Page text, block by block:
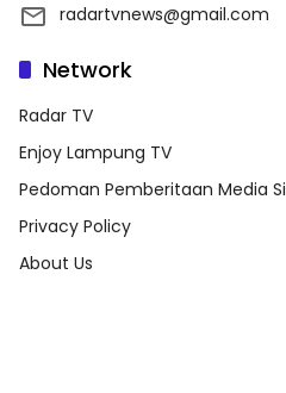
radartvnews@gmail.com
Network
Radar TV
Enjoy Lampung TV
Pedoman Pemberitaan Media
Privacy Policy
About Us